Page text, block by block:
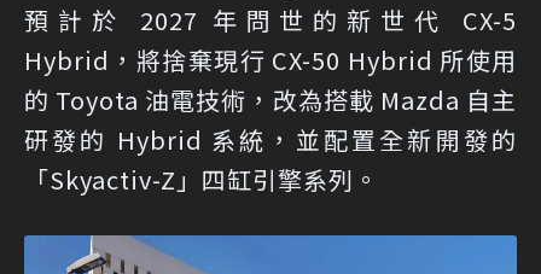
預計於 2027 年問世的新世代 CX-5
Hybrid，將捨棄現行 CX-50 Hybrid 所使用
的 Toyota 油電技術，改為搭載 Mazda 自主
研發的 Hybrid 系統，並配置全新開發的
「Skyactiv-Z」四缸引擎系列。